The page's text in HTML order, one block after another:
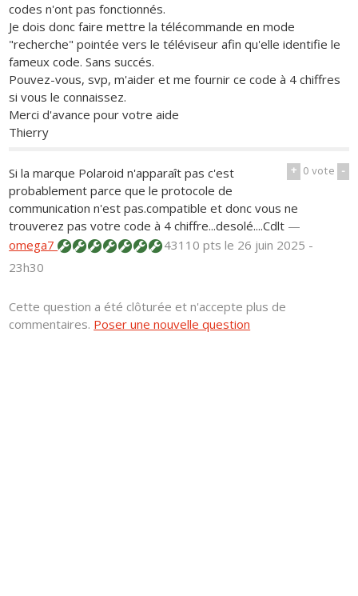
codes n'ont pas fonctionnés.
Je dois donc faire mettre la télécommande en mode
"recherche" pointée vers le téléviseur afin qu'elle identifie le
fameux code. Sans succés.
Pouvez-vous, svp, m'aider et me fournir ce code à 4 chiffres
si vous le connaissez.
Merci d'avance pour votre aide
Thierry
+ 0vote -
Si la marque Polaroid n'apparaît pas c'est
probablement parce que le protocole de
communication n'est pas.compatible et donc vous ne
trouverez pas votre code à 4 chiffre...desolé....Cdlt —
omega7
43110 ptsle 26 juin 2025 -
23h30
Cette question a été clôturée et n'accepte plus de
commentaires. Poser une nouvelle question